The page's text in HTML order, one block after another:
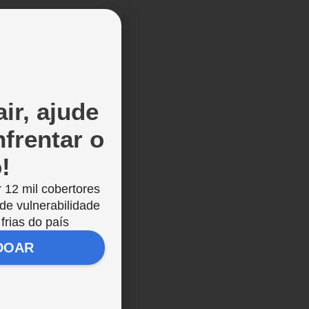
ajude
o
12 mil cobertores
vulnerabilidade
do país